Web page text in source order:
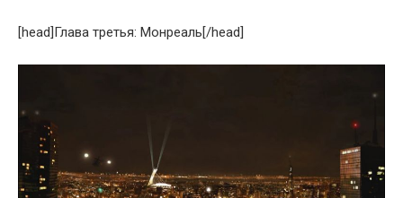
[head]Глава третья: Монреаль[/head]